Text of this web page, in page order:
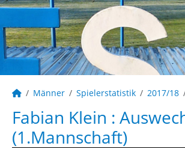
Männer Spielerstatistik 2017/18
Fabian Klein :
(1.Mannschaft)